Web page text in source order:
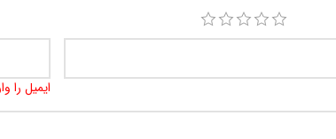
ایمیل را